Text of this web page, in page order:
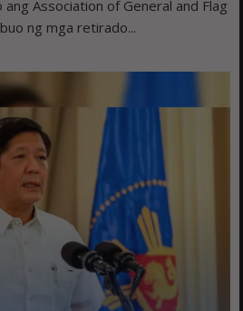
ang Association of General and Flag
ng mga retirado...